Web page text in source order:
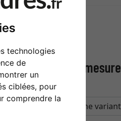
technologies
de
un
ciblées, pour
comprendre la
Tugela sur mesure